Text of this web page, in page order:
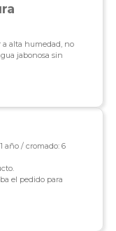
a alta humedad, no
jabonosa sin
año / cromado: 6
el pedido para